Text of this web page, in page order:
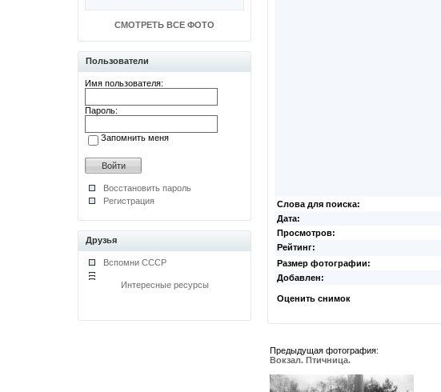
СМОТРЕТЬ ВСЕ ФОТО
Пользователи
Имя пользователя:
Пароль:
Запомнить меня
Восстановить пароль
Регистрация
Друзья
Вспомни СССР
Интересные ресурсы
Слова для поиска:
Дата:
Просмотров:
Рейтинг:
Размер фотографии:
Добавлен:
Оценить снимок
Предыдущая фотография:
Вокзал. Птичница.